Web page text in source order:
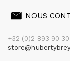
NOUS
+32 (0)2 893 90 30